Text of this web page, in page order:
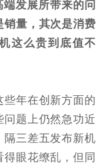
端发展所带来的问
销量，其次是消费
这么贵到底值不
年在创新方面的
题上仍然急功近
隔三差五发布新机
眼花缭乱，但同